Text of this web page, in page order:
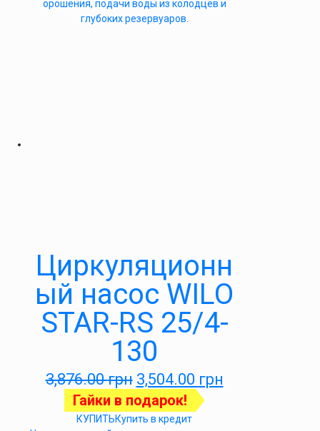
орошения, подачи воды из колодцев и
глубоких резервуаров.
Циркуляционн
ый насос WILO
STAR-RS 25/4-
130
3,876.00грн 3,504.00 грн
Гайки в подарок!
КУПИТЬКупить в кредит